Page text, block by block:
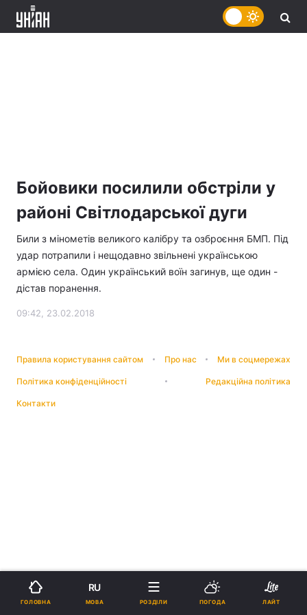
Бойовики посилили обстріли у
районі Світлодарської дуги
Били з мінометів великого калібру та озброєння БМП. Під
удар потрапили і нещодавно звільнені українською
армією села. Один український воїн загинув, ще один -
дістав поранення.
09:42, 23.02.2018
Правила користування сайтом Про нас Ми в соцмережах
Політика конфіденційності Редакційна політика
Контакти
ГОЛОВНА
RU
МОВА РОЗДІЛИ ПОГОДА ЛАЙТ